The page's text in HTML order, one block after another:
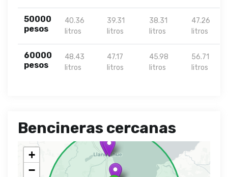
50000
pesos
40.36
litros
39.31
litros
38.31
litros
47.26
litros
60000
pesos
48.43
litros
47.17
litros
45.98
litros
56.71
litros
Bencineras cercanas
+
−